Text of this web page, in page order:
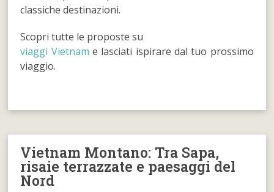
classiche destinazioni.
Scopri tutte le proposte su
viaggi Vietnam e lasciati ispirare dal tuo prossimo
viaggio.
Vietnam Montano: Tra Sapa,
risaie terrazzate e paesaggi del
Nord